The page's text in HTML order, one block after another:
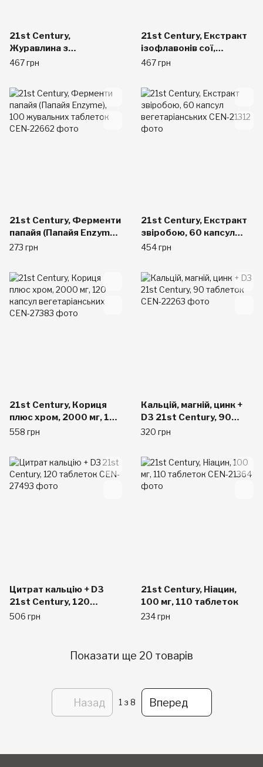
21st Century,
Журавлина з
пробіотиками, 60
467 грн
21st Century, Екстракт
ізофлавонів сої,
стандартизований, 60
467 грн
21st Century, Ферменти
папайя (Папайя Enzyme),
100 жувальних
273 грн
21st Century, Екстракт
звіробою, 60 капсул
вегетаріанських
454 грн
21st Century, Кориця
плюс хром, 2000 мг, 120
капсул вегетаріанських
558 грн
Кальцій, магній, цинк +
D3 21st Century, 90
таблеток
320 грн
Цитрат кальцію + D3
21st Century, 120
таблеток
506 грн
21st Century, Ніацин,
100 мг, 110 таблеток
234 грн
Показати ще 20 товарів
Назад 1 з 8 Вперед